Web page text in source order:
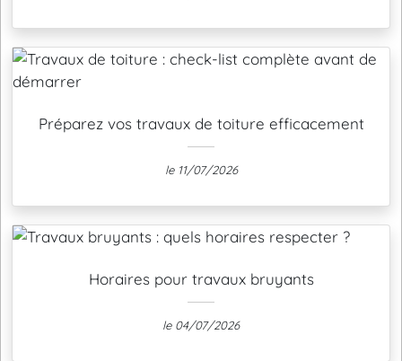
Préparez vos travaux de toiture efficacement
le 11/07/2026
Horaires pour travaux bruyants
le 04/07/2026